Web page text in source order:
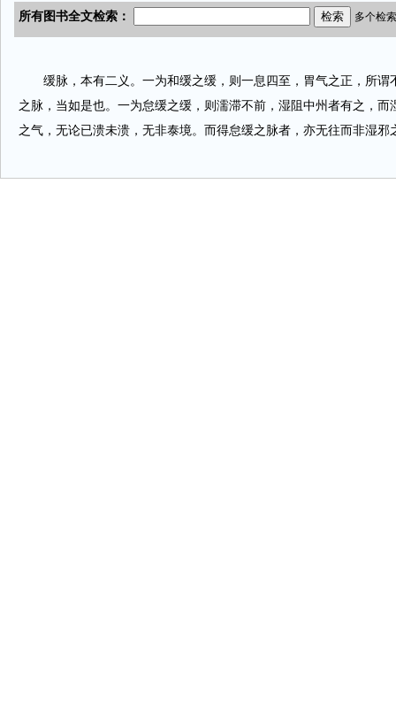
缓脉，本有二义。一为和缓之缓，则一息四至，胃气之正，所谓
之脉，当如是也。一为怠缓之缓，则濡滞不前，湿阻中州者有之，
之气，无论已溃未溃，无非泰境。而得怠缓之脉者，亦无往而非湿邪